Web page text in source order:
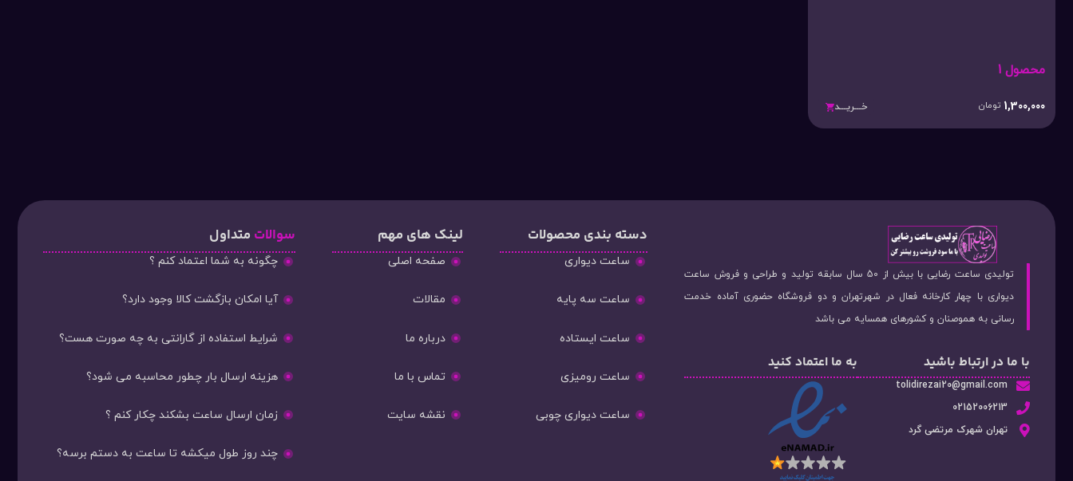
محصول 1
1,300,000 تومان خـــریـــد
تولیدی ساعت رضایی با بیش از 50 سال سابقه تولید و طراحی و فروش ساعت
دیواری با چهار کارخانه فعال در شهرتهران و دو فروشگاه حضوری آماده خدمت
رسانی به هموصنان و کشورهای همسایه می باشد
با ما در ارتباط باشید
tolidirezai20@gmail.com
02152006213
تهران شهرک مرتضی گرد
به ما اعتماد کنید
دسته‌ بندی محصولات
ساعت دیواری
ساعت سه پایه
ساعت ایستاده
ساعت رومیزی
ساعت دیواری چوبی
لینک های مهم
صفحه اصلی
مقالات
درباره ما
تماس با ما
نقشه سایت
سوالات متداول
چگونه به شما اعتماد کنم ؟
آیا امکان بازگشت کالا وجود دارد؟
شرایط استفاده از گارانتی به چه صورت هست؟
هزینه ارسال بار چطور محاسبه می شود؟
زمان ارسال ساعت بشکند چکار کنم ؟
چند روز طول میکشه تا ساعت به دستم برسه؟